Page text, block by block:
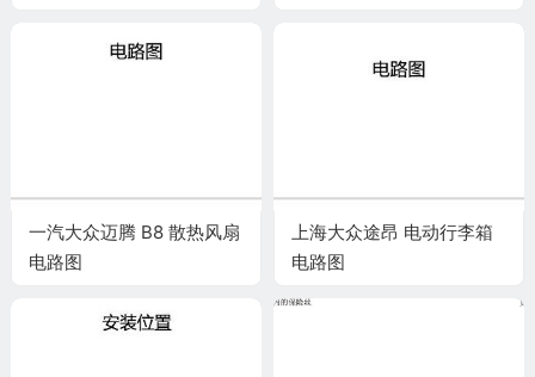
一汽大众迈腾 B8 散热风扇
电路图
上海大众途昂 电动行李箱
电路图